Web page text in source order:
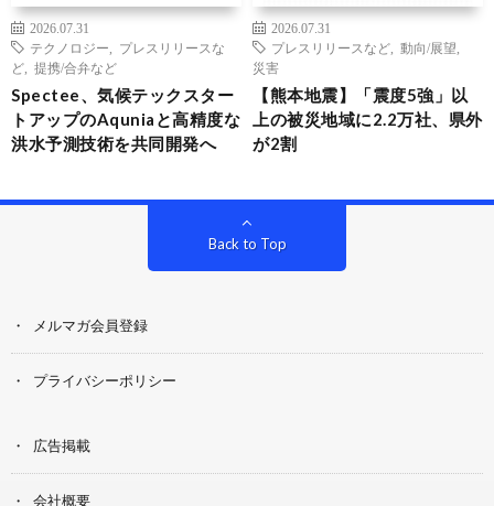
2026.07.31
テクノロジー
プレスリリースな
ど
提携/合弁など
Spectee、気候テックスター
トアップのAquniaと高精度な
洪水予測技術を共同開発へ
2026.07.31
プレスリリースなど
動向/展望
災害
【熊本地震】「震度5強」以
上の被災地域に2.2万社、県外
が2割
Back to Top
メルマガ会員登録
プライバシーポリシー
広告掲載
会社概要